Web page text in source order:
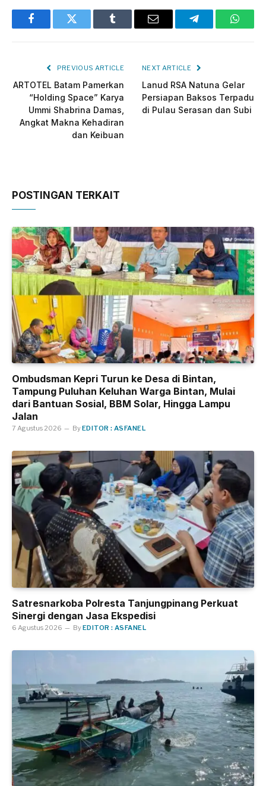
FacebookTwitter Tumblr Email Telegram
PREVIOUS ARTICLE
ARTOTEL Batam Pamerkan
“Holding Space” Karya
Ummi Shabrina Damas,
Angkat Makna Kehadiran
dan Keibuan
NEXT ARTICLE
Lanud RSA Natuna Gelar
Persiapan Baksos Terpadu
di Pulau Serasan dan Subi
POSTINGAN TERKAIT
Ombudsman Kepri Turun ke Desa di Bintan,
Tampung Puluhan Keluhan Warga Bintan, Mulai
dari Bantuan Sosial, BBM Solar, Hingga Lampu
Jalan
7 Agustus 2026 ByEDITOR : ASFANEL
Satresnarkoba Polresta Tanjungpinang Perkuat
Sinergi dengan Jasa Ekspedisi
6 Agustus 2026 ByEDITOR : ASFANEL